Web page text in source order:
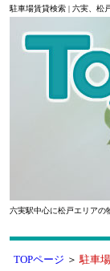
駐車場賃貸検索 | 六実、松
六実駅中心に松戸エリアの
TOPページ ＞駐車場